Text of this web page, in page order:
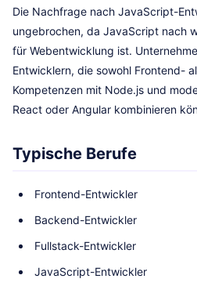
Die Nachfrage nach JavaScript-
ungebrochen, da JavaScript nach
für Webentwicklung ist.
Entwicklern, die sowohl Frontend-
Kompetenzen mit Node.js und
React oder Angular kombinieren
Typische Berufe
Frontend-Entwickler
Backend-Entwickler
Fullstack-Entwickler
JavaScript-Entwickler